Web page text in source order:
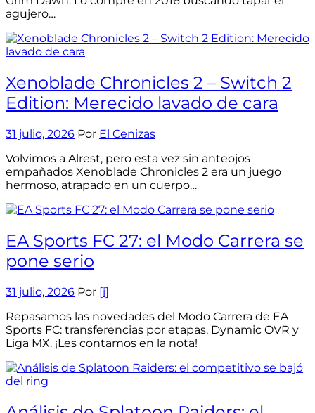
agujero…
Xenoblade Chronicles 2 – Switch 2
Edition: Merecido lavado de cara
31 julio, 2026 Por El Cenizas
Volvimos a Alrest, pero esta vez sin anteojos
empañados Xenoblade Chronicles 2 era un juego
hermoso, atrapado en un cuerpo…
EA Sports FC 27: el Modo Carrera se
pone serio
31 julio, 2026 Por [i]
Repasamos las novedades del Modo Carrera de EA
Sports FC: transferencias por etapas, Dynamic OVR y
Liga MX. ¡Les contamos en la nota!